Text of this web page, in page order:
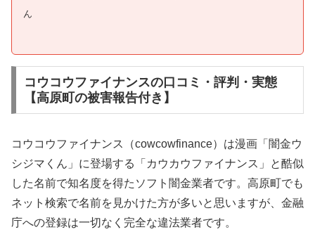
ん
コウコウファイナンスの口コミ・評判・実態
【高原町の被害報告付き】
コウコウファイナンス（cowcowfinance）は漫画「闇金ウ
シジマくん」に登場する「カウカウファイナンス」と酷似
した名前で知名度を得たソフト闇金業者です。高原町でも
ネット検索で名前を見かけた方が多いと思いますが、金融
庁への登録は一切なく完全な違法業者です。